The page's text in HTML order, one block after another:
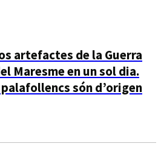
artefactes de la Guerra
Maresme en un sol dia.
palafollencs són d’origen